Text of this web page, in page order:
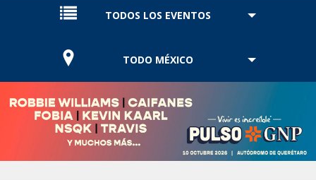
TODOS LOS EVENTOS
TODO MÉXICO